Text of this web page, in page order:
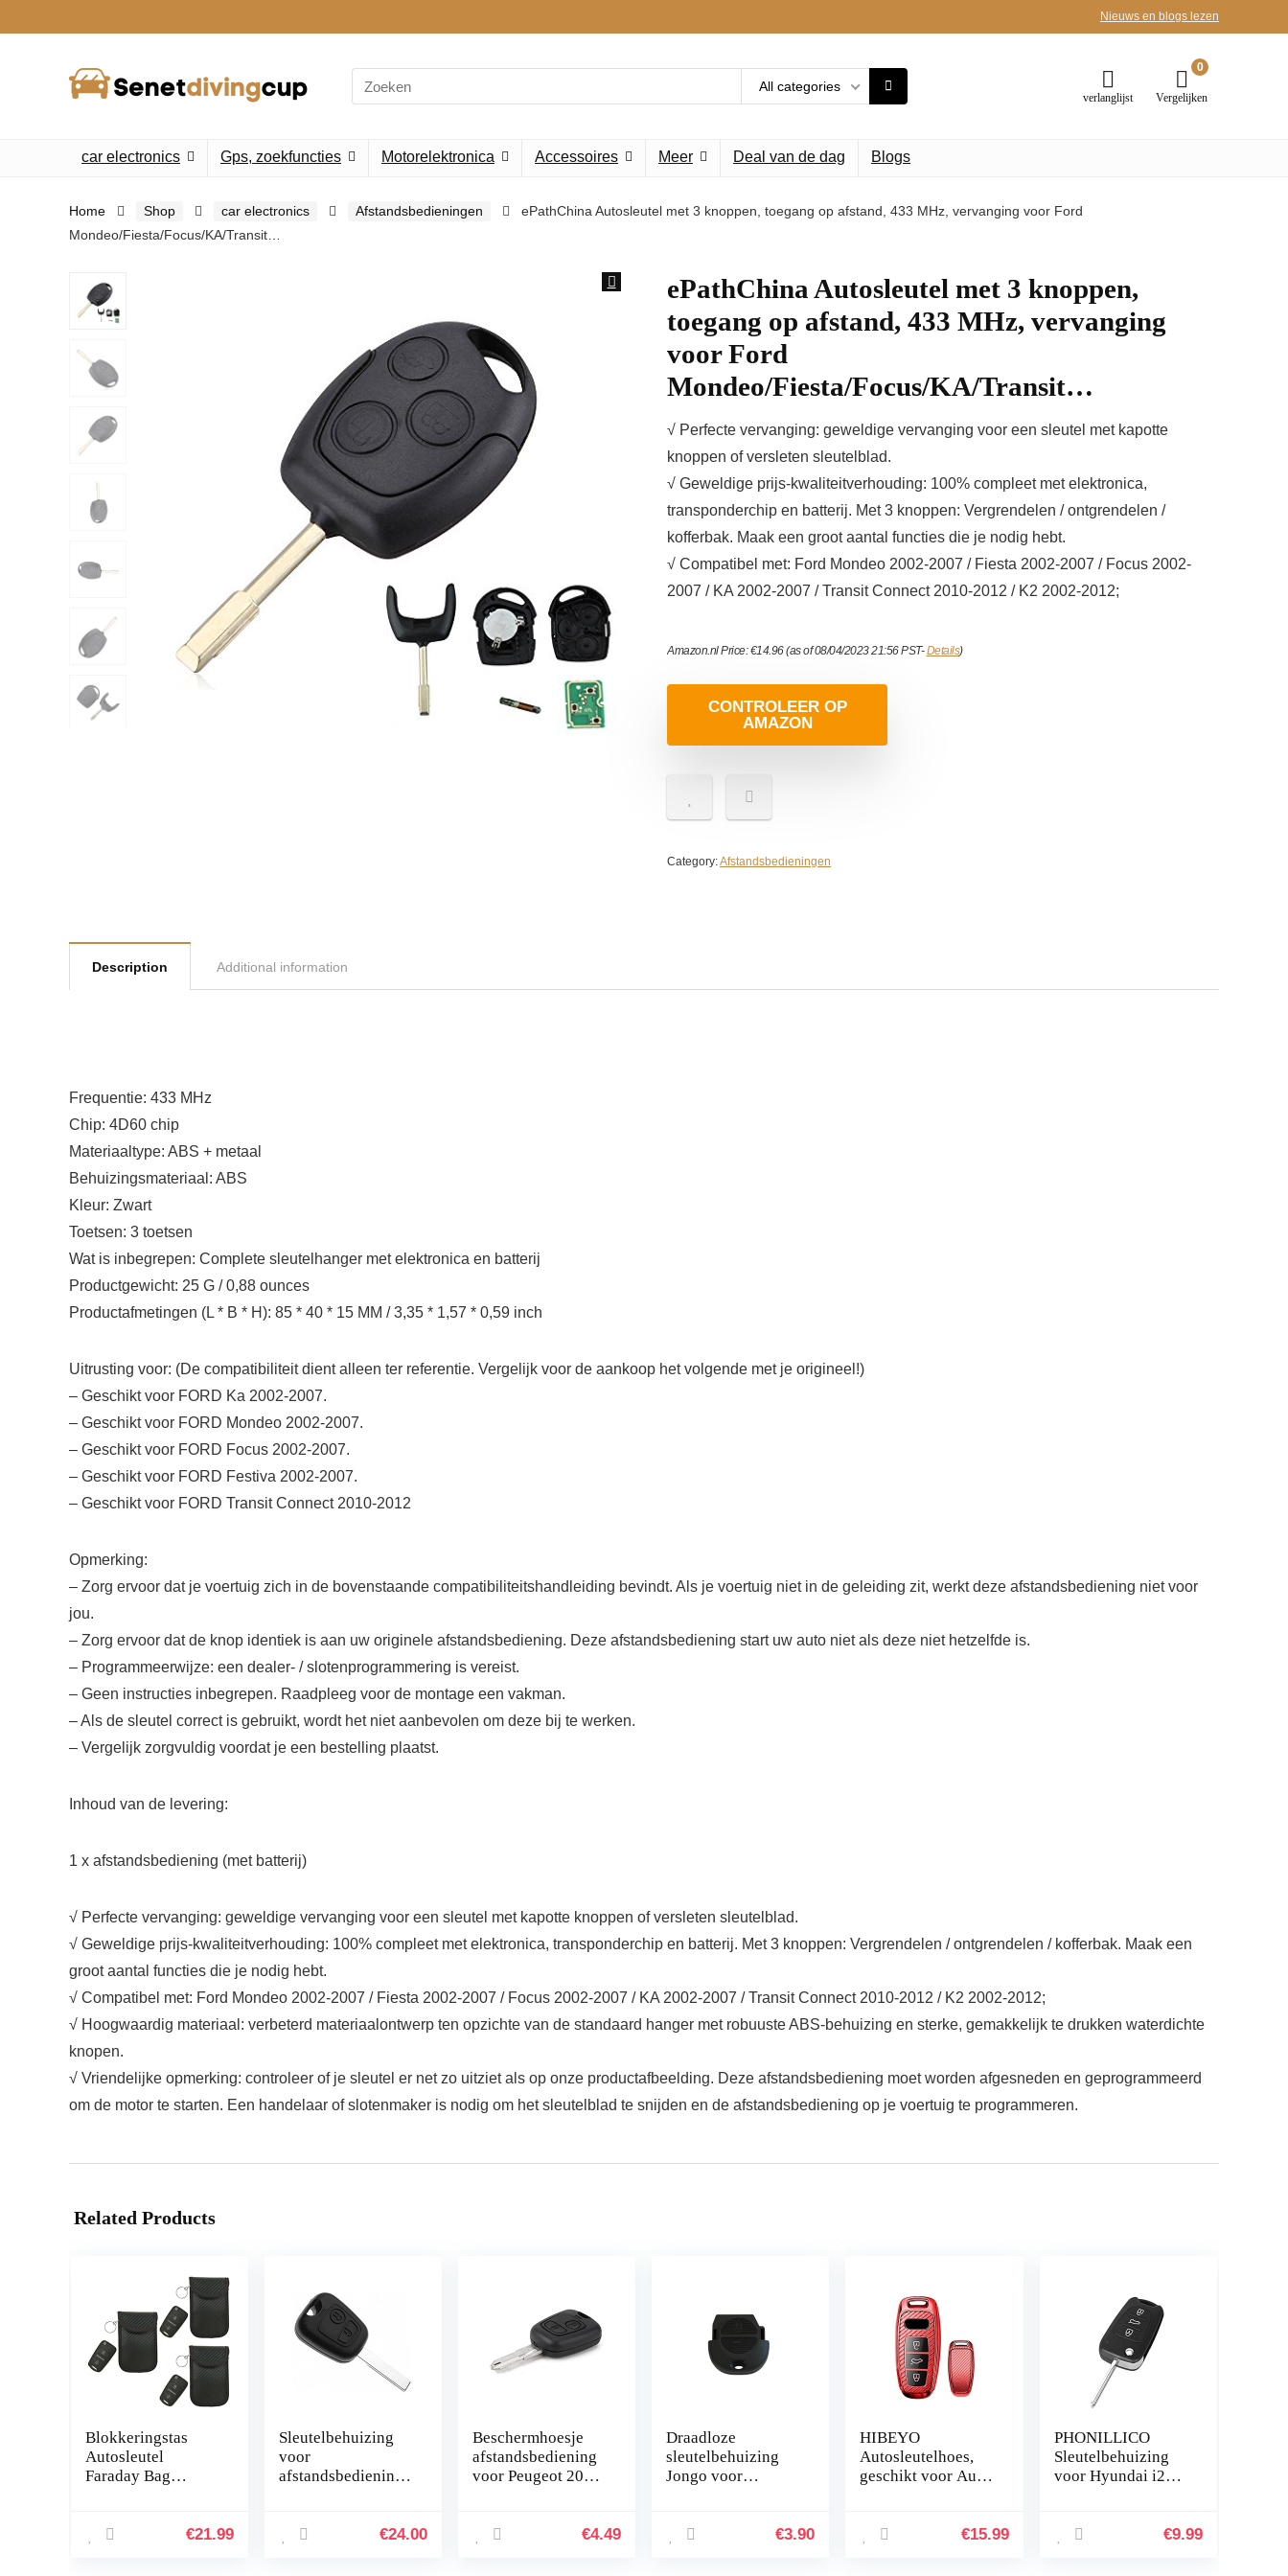
Nieuws en blogs lezen
Search
for:
All categories
verlanglijst
0
Vergelijken
car electronics Gps, zoekfuncties Motorelektronica Accessoires Meer Deal van de dag Blogs
Home Shop car electronics Afstandsbedieningen
ePathChina Autosleutel met 3 knoppen, toegang op afstand, 433 MHz, vervanging voor Ford
Mondeo/Fiesta/Focus/KA/Transit…
ePathChina Autosleutel met 3 knoppen,
toegang op afstand, 433 MHz, vervanging
voor Ford
Mondeo/Fiesta/Focus/KA/Transit…
√ Perfecte vervanging: geweldige vervanging voor een sleutel met kapotte
knoppen of versleten sleutelblad.
√ Geweldige prijs-kwaliteitverhouding: 100% compleet met elektronica,
transponderchip en batterij. Met 3 knoppen: Vergrendelen / ontgrendelen /
kofferbak. Maak een groot aantal functies die je nodig hebt.
√ Compatibel met: Ford Mondeo 2002-2007 / Fiesta 2002-2007 / Focus 2002-
2007 / KA 2002-2007 / Transit Connect 2010-2012 / K2 2002-2012;
Amazon.nl Price:€14.96(as of 08/04/2023 21:56 PST-Details)
CONTROLEER OP
AMAZON
Category:Afstandsbedieningen
Description Additional information
Frequentie: 433 MHz
Chip: 4D60 chip
Materiaaltype: ABS + metaal
Behuizingsmateriaal: ABS
Kleur: Zwart
Toetsen: 3 toetsen
Wat is inbegrepen: Complete sleutelhanger met elektronica en batterij
Productgewicht: 25 G / 0,88 ounces
Productafmetingen (L * B * H): 85 * 40 * 15 MM / 3,35 * 1,57 * 0,59 inch
Uitrusting voor: (De compatibiliteit dient alleen ter referentie. Vergelijk voor de aankoop het volgende met je origineel!)
– Geschikt voor FORD Ka 2002-2007.
– Geschikt voor FORD Mondeo 2002-2007.
– Geschikt voor FORD Focus 2002-2007.
– Geschikt voor FORD Festiva 2002-2007.
– Geschikt voor FORD Transit Connect 2010-2012
Opmerking:
– Zorg ervoor dat je voertuig zich in de bovenstaande compatibiliteitshandleiding bevindt. Als je voertuig niet in de geleiding zit, werkt deze afstandsbediening niet voor
jou.
– Zorg ervoor dat de knop identiek is aan uw originele afstandsbediening. Deze afstandsbediening start uw auto niet als deze niet hetzelfde is.
– Programmeerwijze: een dealer- / slotenprogrammering is vereist.
– Geen instructies inbegrepen. Raadpleeg voor de montage een vakman.
– Als de sleutel correct is gebruikt, wordt het niet aanbevolen om deze bij te werken.
– Vergelijk zorgvuldig voordat je een bestelling plaatst.
Inhoud van de levering:
1 x afstandsbediening (met batterij)
√ Perfecte vervanging: geweldige vervanging voor een sleutel met kapotte knoppen of versleten sleutelblad.
√ Geweldige prijs-kwaliteitverhouding: 100% compleet met elektronica, transponderchip en batterij. Met 3 knoppen: Vergrendelen / ontgrendelen / kofferbak. Maak een
groot aantal functies die je nodig hebt.
√ Compatibel met: Ford Mondeo 2002-2007 / Fiesta 2002-2007 / Focus 2002-2007 / KA 2002-2007 / Transit Connect 2010-2012 / K2 2002-2012;
√ Hoogwaardig materiaal: verbeterd materiaalontwerp ten opzichte van de standaard hanger met robuuste ABS-behuizing en sterke, gemakkelijk te drukken waterdichte
knopen.
√ Vriendelijke opmerking: controleer of je sleutel er net zo uitziet als op onze productafbeelding. Deze afstandsbediening moet worden afgesneden en geprogrammeerd
om de motor te starten. Een handelaar of slotenmaker is nodig om het sleutelblad te snijden en de afstandsbediening op je voertuig te programmeren.
Related Products
Blokkeringstas
Autosleutel
Faraday Bag
3 Stks PU- Leer€21.99
Sleutelbehuizing
voor
afstandsbediening
€24.00
Beschermhoesje
afstandsbediening
voor Peugeot 206
€4.49
Draadloze
sleutelbehuizing
Jongo voor
Micra 2 toetsen
€3.90
HIBEYO
Autosleutelhoes,
geschikt voor Audi,
2020, 2021, A6,
€15.99
PHONILLICO
Sleutelbehuizing
voor Hyundai i20
KIA Ceed Picanto
€9.99